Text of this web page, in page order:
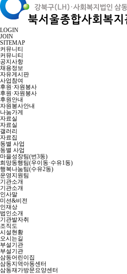
LOGIN
JOIN
SITEMAP
커뮤니티
커뮤니티
공지사항
채용정보
자유게시판
사업참여
후원·자원봉사
후원·자원봉사
후원안내
자원봉사안내
나눔가게
자료실
자료실
갤러리
자료집
동별 사업
동별 사업
마을성장팀(번3동)
희망동행팀(우이동·수유1동)
행복나눔팀(수유2동)
운영지원팀
기관소개
기관소개
인사말
미션&비전
인재상
법인소개
기관발자취
조직도
시설현황
오시는길
부설기관
부설기관
삼동어린이집
삼동지역아동센터
삼동재가방문요양센터